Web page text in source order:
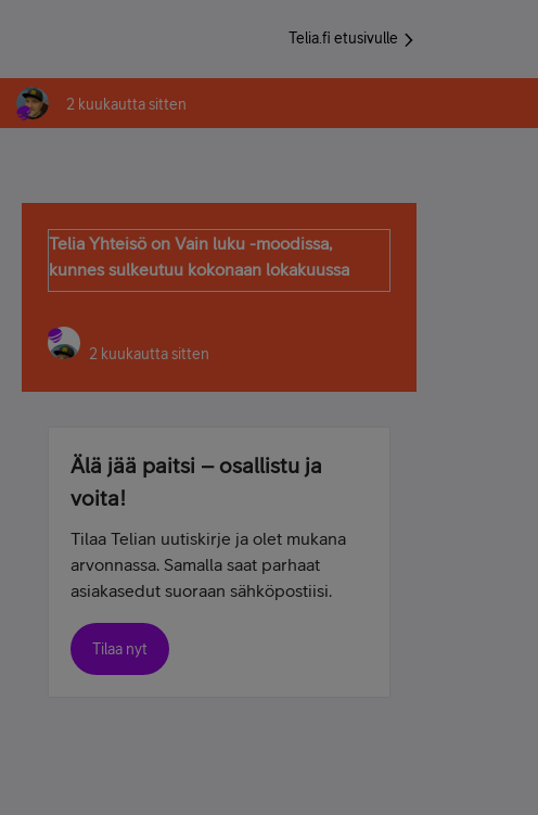
Telia.fi etusivulle
2 kuukautta sitten
Telia Yhteisö on Vain luku -moodissa,
kunnes sulkeutuu kokonaan lokakuussa
2 kuukautta sitten
Älä jää paitsi – osallistu ja
voita!
Tilaa Telian uutiskirje ja olet mukana
arvonnassa. Samalla saat parhaat
asiakasedut suoraan sähköpostiisi.
Tilaa nyt